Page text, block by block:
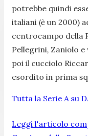
potrebbe quindi
italiani (è un 2000)
centrocampo della
Pellegrini, Zaniolo
poi il cucciolo
esordito in prima
Tutta la Serie A su
Leggi l'articolo